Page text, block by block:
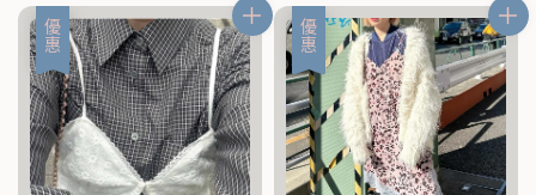
優惠 優惠